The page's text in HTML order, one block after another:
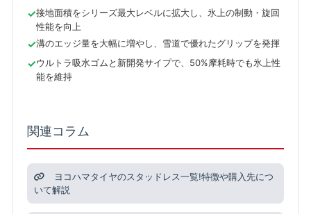
接地面積をシリーズ最大レベルに拡大し、氷上の制動・旋回
性能を向上
溝のエッジ量を大幅に増やし、雪道で優れたグリップを発揮
ウルトラ吸水ゴムと新開発サイプで、50%摩耗時でも氷上性
能を維持
関連コラム
ヨコハマタイヤのスタッドレス一覧!特徴や購入先につ
いて解説